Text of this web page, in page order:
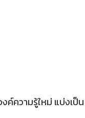
ค์ความรู้ใหม่ แบ่งเป็